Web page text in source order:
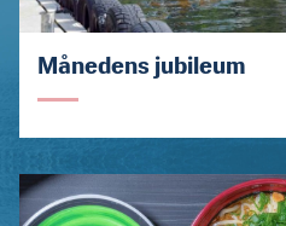
Månedens jubileum